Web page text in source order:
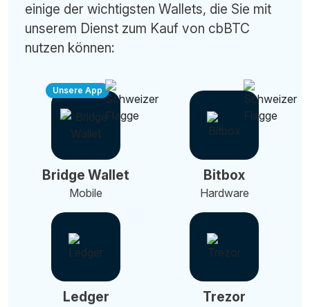
einige der wichtigsten Wallets, die Sie mit
unserem Dienst zum Kauf von cbBTC
nutzen können:
Unsere App
Bridge Wallet
Mobile
Bitbox
Hardware
Ledger Trezor